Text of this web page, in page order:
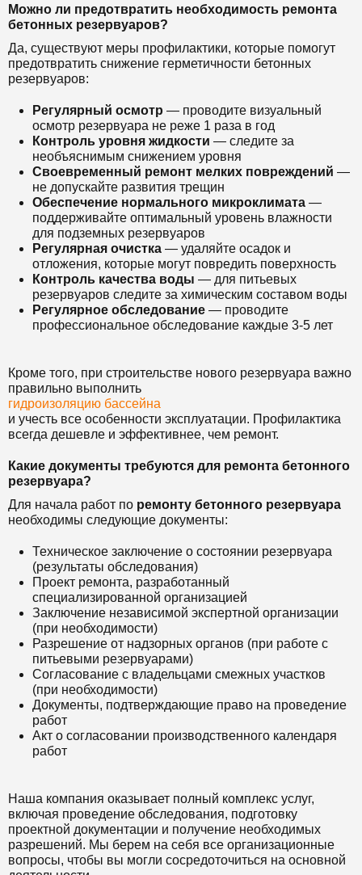
Можно ли предотвратить необходимость ремонта
бетонных резервуаров?
Да, существуют меры профилактики, которые помогут
предотвратить снижение герметичности бетонных
резервуаров:
Регулярный осмотр — проводите визуальный
осмотр резервуара не реже 1 раза в год
Контроль уровня жидкости — следите за
необъяснимым снижением уровня
Своевременный ремонт мелких повреждений —
не допускайте развития трещин
Обеспечение нормального микроклимата —
поддерживайте оптимальный уровень влажности
для подземных резервуаров
Регулярная очистка — удаляйте осадок и
отложения, которые могут повредить поверхность
Контроль качества воды — для питьевых
резервуаров следите за химическим составом воды
Регулярное обследование — проводите
профессиональное обследование каждые 3-5 лет
Кроме того, при строительстве нового резервуара важно
правильно выполнить
гидроизоляцию бассейна
и учесть все особенности эксплуатации. Профилактика
всегда дешевле и эффективнее, чем ремонт.
Какие документы требуются для ремонта бетонного
резервуара?
Для начала работ по ремонту бетонного резервуара
необходимы следующие документы:
Техническое заключение о состоянии резервуара
(результаты обследования)
Проект ремонта, разработанный
специализированной организацией
Заключение независимой экспертной организации
(при необходимости)
Разрешение от надзорных органов (при работе с
питьевыми резервуарами)
Согласование с владельцами смежных участков
(при необходимости)
Документы, подтверждающие право на проведение
работ
Акт о согласовании производственного календаря
работ
Наша компания оказывает полный комплекс услуг,
включая проведение обследования, подготовку
проектной документации и получение необходимых
разрешений. Мы берем на себя все организационные
вопросы, чтобы вы могли сосредоточиться на основной